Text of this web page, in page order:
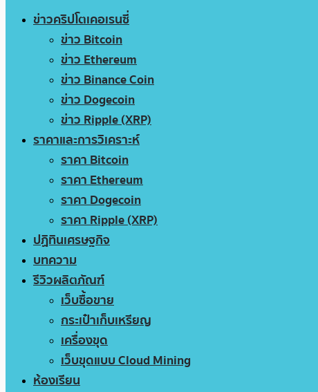
ข่าวคริปโตเคอเรนซี่
ข่าว Bitcoin
ข่าว Ethereum
ข่าว Binance Coin
ข่าว Dogecoin
ข่าว Ripple (XRP)
ราคาและการวิเคราะห์
ราคา Bitcoin
ราคา Ethereum
ราคา Dogecoin
ราคา Ripple (XRP)
ปฏิทินเศรษฐกิจ
บทความ
รีวิวผลิตภัณฑ์
เว็บซื้อขาย
กระเป๋าเก็บเหรียญ
เครื่องขุด
เว็บขุดแบบ Cloud Mining
ห้องเรียน